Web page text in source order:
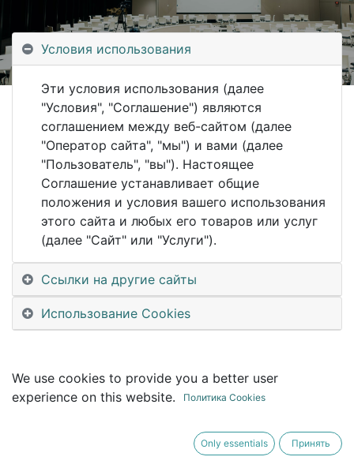
This event is finished. It's no longer possible to
book a booth.
Условия использования
Эти условия использования (далее
"Условия", "Соглашение") являются
соглашением между веб-сайтом (далее
"Оператор сайта", "мы") и вами (далее
"Пользователь", "вы"). Настоящее
Соглашение устанавливает общие
положения и условия вашего использования
этого сайта и любых его товаров или услуг
(далее "Сайт" или "Услуги").
Ссылки на другие сайты
Использование Cookies
We use cookies to provide you a better user
experience on this website.
Политика Cookies
Only essentials Принять